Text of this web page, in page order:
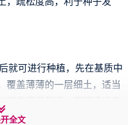
就可进行种植，先在基质中
覆盖薄薄的一层细土，适当
土而出了。
全文